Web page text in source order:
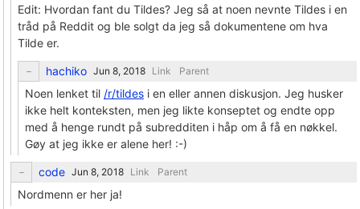
Edit: Hvordan fant du Tildes? Jeg så at noen nevnte Tildes i en
tråd på Reddit og ble solgt da jeg så dokumentene om hva
Tilde er.
hachiko Link Parent
Noen lenket til /r/tildes i en eller annen diskusjon. Jeg husker
ikke helt konteksten, men jeg likte konseptet og endte opp
med å henge rundt på subredditen i håp om å få en nøkkel.
Gøy at jeg ikke er alene her! :-)
code Link Parent
Nordmenn er her ja!